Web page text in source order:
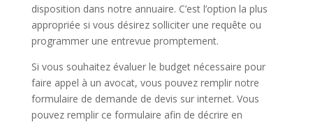
disposition dans notre annuaire. C’est l’option la plus
appropriée si vous désirez solliciter une requête ou
programmer une entrevue promptement.
Si vous souhaitez évaluer le budget nécessaire pour
faire appel à un avocat, vous pouvez remplir notre
formulaire de demande de devis sur internet. Vous
pouvez remplir ce formulaire afin de décrire en